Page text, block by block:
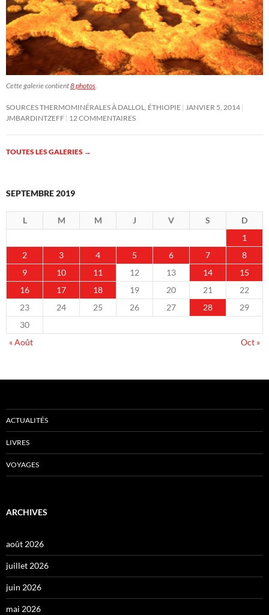
Cette galerie contient8 photos
SOURCES THERMOMINÉRALES À DALLOL, ÉTHIOPIE
JANVIER 5, 2014
JMBARDINTZEFF 12 COMMENTAIRES
TOUTES LES GALERIES →
SEPTEMBRE 2019
L M M J V S
D
1
2
3 4 5 6 7
8
9
10 11 12 13 14
15
16
17 18 19 20 21
22
23
24 25 26 27 28
29
30
« Août
Oct »
ACTUALITÉS
LIVRES
VOYAGES
ARCHIVES
août 2026
juillet 2026
juin 2026
mai 2026